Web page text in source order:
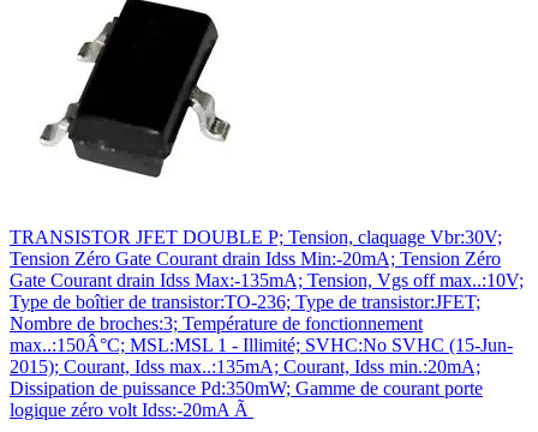
TRANSISTOR JFET DOUBLE P; Tension, claquage Vbr:30V;
Tension Zéro Gate Courant drain Idss Min:-20mA; Tension Zéro
Gate Courant drain Idss Max:-135mA; Tension, Vgs off max..:10V;
Type de boîtier de transistor:TO-236; Type de transistor:JFET;
Nombre de broches:3; Température de fonctionnement
max..:150Â°C; MSL:MSL 1 - Illimité; SVHC:No SVHC (15-Jun-
2015); Courant, Idss max..:135mA; Courant, Idss min.:20mA;
Dissipation de puissance Pd:350mW; Gamme de courant porte
logique zéro volt Idss:-20mA Ã